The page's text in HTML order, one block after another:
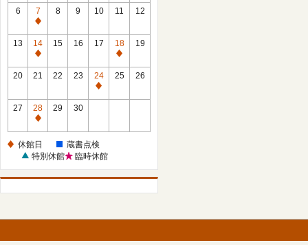
6
7
休
館
日
8 9 10 11 12
13
14
休
館
15 16 17
18
休
館
19
20 21 22 23
24
休
25 26
27
28
休
日
29 30
休館日
蔵書点検
特別休館
臨時休館